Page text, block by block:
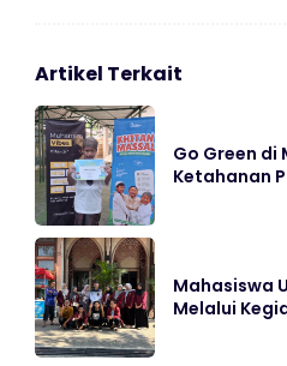
Artikel Terkait
Go Green di
Ketahanan
Mahasiswa
Melalui